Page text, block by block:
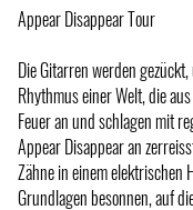
Appear Disappear Tour
Die Gitarren werden
Rhythmus einer Welt, die
Feuer an und schlagen mit
Appear Disappear an
Zähne in einem elektrischen
Grundlagen besonnen, auf